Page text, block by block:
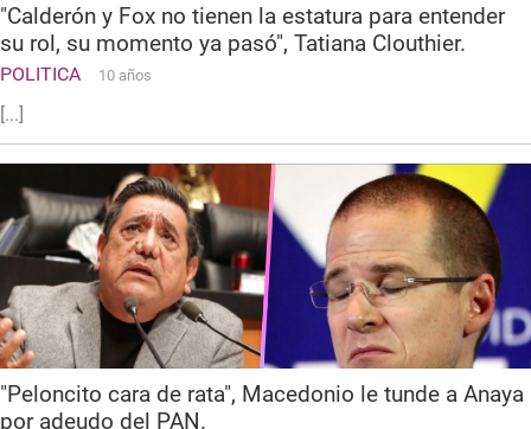
"Calderón y Fox no tienen la estatura para entender
su rol, su momento ya pasó", Tatiana Clouthier.
POLITICA 10 años
[...]
"Peloncito cara de rata", Macedonio le tunde a Anaya
por adeudo del PAN.